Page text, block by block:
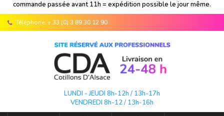
commande passée avant 11h = expédition possible le jour même.
Téléphone: + 33 (0) 3 89 30 12 90
LUNDI - JEUDI 8h-12h / 13h-17h
VENDREDI 8h-12 / 13h-16h